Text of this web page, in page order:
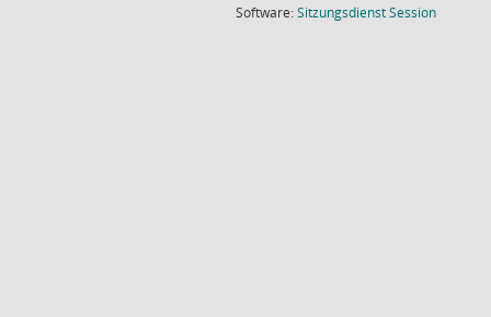
Software:SitzungsdienstSession(Wird in